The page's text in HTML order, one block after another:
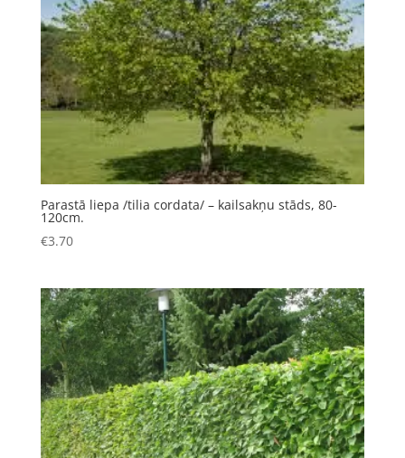
Parastā liepa /tilia cordata/ – kailsakņu stāds, 80-
120cm.
€3.70